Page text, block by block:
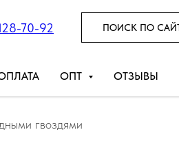
70-92 ПОИСК ПО
ОПТ ОТЗЫВЫ
гвоздями